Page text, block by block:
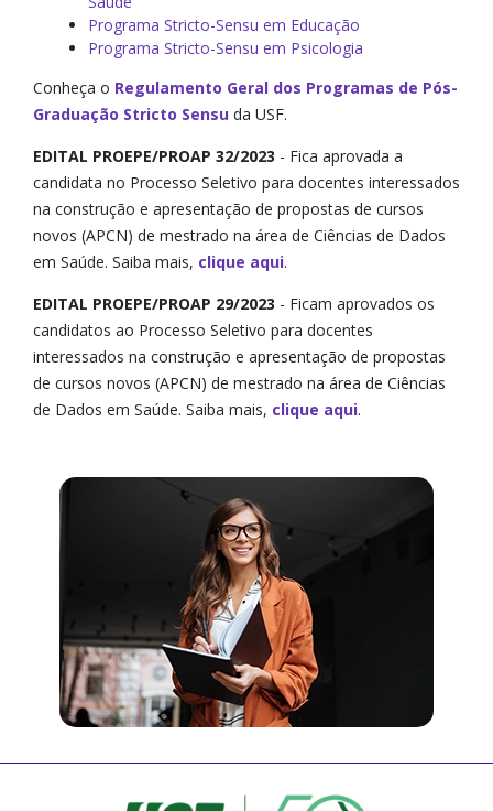
Programa Stricto-Sensu em Educação
Programa Stricto-Sensu em Psicologia
Conheça o Regulamento Geral dos Programas de Pós-
Graduação Stricto Sensu da USF.
EDITAL PROEPE/PROAP 32/2023 - Fica aprovada a
candidata no Processo Seletivo para docentes interessados
na construção e apresentação de propostas de cursos
novos (APCN) de mestrado na área de Ciências de Dados
em Saúde. Saiba mais, clique aqui.
EDITAL PROEPE/PROAP 29/2023 - Ficam aprovados os
candidatos ao Processo Seletivo para docentes
interessados na construção e apresentação de propostas
de cursos novos (APCN) de mestrado na área de Ciências
de Dados em Saúde. Saiba mais, clique aqui.